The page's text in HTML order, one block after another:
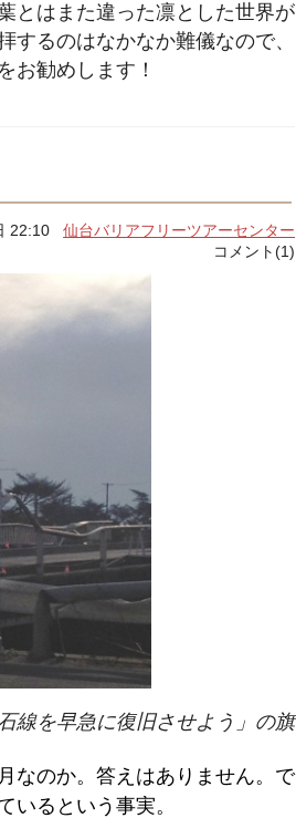
とはまた違った凛とした世界が
するのはなかなか難儀なので、
お勧めします！
22:10仙台バリアフリーツアーセンター
コメント(1)
線を早急に復旧させよう」の旗
なのか。答えはありません。で
いるという事実。